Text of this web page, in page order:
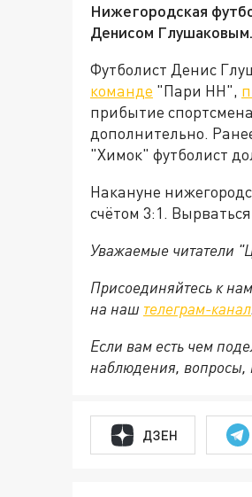
Нижегородская
Денисом Глушаковым.
Футболист Денис
команде "Пари НН",
прибытие
дополнительно.
"Химок" футболист
Накануне
счётом 3:1.
Уважаемые читатели
Присоединяйтесь к
на наш телеграм-канал
Если вам есть чем
наблюдения, вопросы,
ДЗЕН